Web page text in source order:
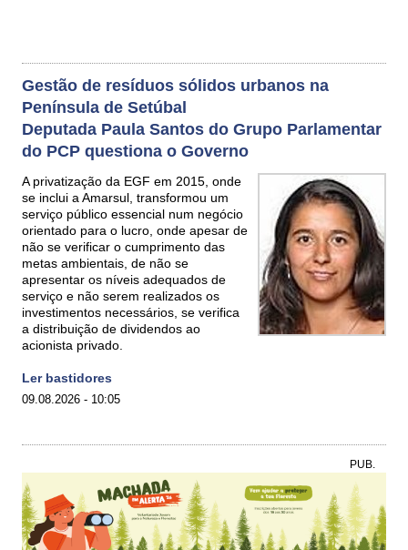
Gestão de resíduos sólidos urbanos na
Península de Setúbal
Deputada Paula Santos do Grupo Parlamentar
do PCP questiona o Governo
A privatização da EGF em 2015, onde
se inclui a Amarsul, transformou um
serviço público essencial num negócio
orientado para o lucro, onde apesar de
não se verificar o cumprimento das
metas ambientais, de não se
apresentar os níveis adequados de
serviço e não serem realizados os
investimentos necessários, se verifica
a distribuição de dividendos ao
acionista privado.
Ler bastidores
09.08.2026 - 10:05
PUB.